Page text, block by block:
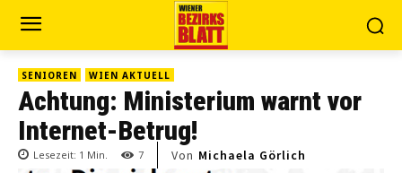
SENIOREN WIEN AKTUELL
Achtung: Ministerium warnt vor
Internet-Betrug!
Lesezeit: 1 Min. 7 Von Michaela Görlich